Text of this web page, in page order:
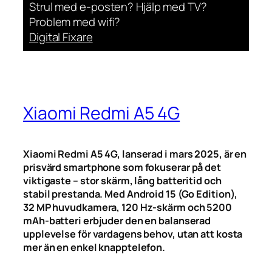
Strul med e-posten? Hjälp med TV?
Problem med wifi?
Digital Fixare
Xiaomi Redmi A5 4G
Xiaomi Redmi A5 4G, lanserad i mars 2025, är en
prisvärd smartphone som fokuserar på det
viktigaste – stor skärm, lång batteritid och
stabil prestanda. Med Android 15 (Go Edition),
32 MP huvudkamera, 120 Hz-skärm och 5200
mAh-batteri erbjuder den en balanserad
upplevelse för vardagens behov, utan att kosta
mer än en enkel knapptelefon.